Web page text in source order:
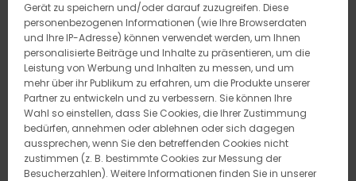
Gerät zu speichern und/oder darauf zuzugreifen. Diese
personenbezogenen Informationen (wie Ihre Browserdaten
und Ihre IP-Adresse) können verwendet werden, um Ihnen
personalisierte Beiträge und Inhalte zu präsentieren, um die
Leistung von Werbung und Inhalten zu messen, und um
mehr über ihr Publikum zu erfahren, um die Produkte unserer
Partner zu entwickeln und zu verbessern. Sie können Ihre
Wahl so einstellen, dass Sie Cookies, die Ihrer Zustimmung
bedürfen, annehmen oder ablehnen oder sich dagegen
aussprechen, wenn Sie den betreffenden Cookies nicht
zustimmen (z. B. bestimmte Cookies zur Messung der
Besucherzahlen). Weitere Informationen finden Sie in unserer